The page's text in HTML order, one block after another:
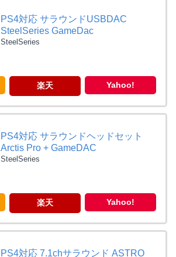
PS4対応 サラウンドUSBDAC
SteelSeries GameDac
SteelSeries
楽天 Yahoo!
PS4対応 サラウンドヘッドセット
Arctis Pro + GameDAC
SteelSeries
楽天 Yahoo!
PS4対応 7.1chサラウンド ASTRO